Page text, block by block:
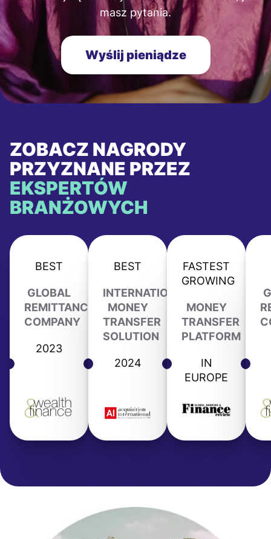
masz pytania.
Wyślij pieniądze
ZOBACZ NAGRODY
PRZYZNANE PRZEZ
EKSPERTÓW
BRANŻOWYCH
BEST
GLOBAL
REMITTANCE
COMPANY
2023
BEST
INTERNATIONAL
MONEY
TRANSFER
SOLUTION
2024
FASTEST
GROWING
MONEY
TRANSFER
PLATFORM
IN
EUROPE